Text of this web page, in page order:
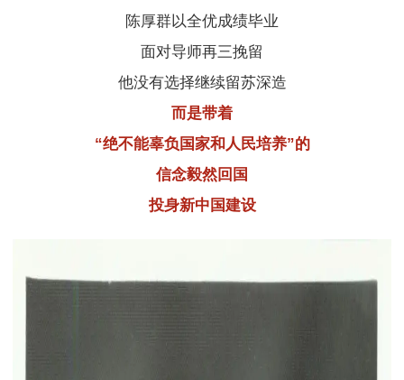
陈厚群以全优成绩毕业
面对导师再三挽留
他没有选择继续留苏深造
而是带着
“绝不能辜负国家和人民培养”的
信念毅然回国
投身新中国建设